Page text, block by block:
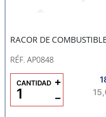
RACOR DE
RÉF. AP0848
CANTIDAD
−
+